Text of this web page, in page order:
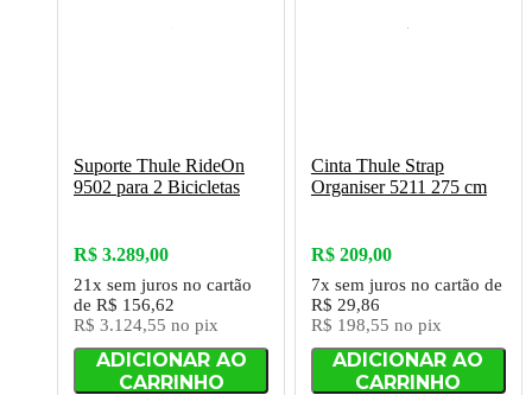
Suporte Thule RideOn
9502 para 2 Bicicletas
R$ 3.289,00
21x sem juros no cartão
de R$ 156,62
R$ 3.124,55 no pix
ADICIONAR AO
CARRINHO
Cinta Thule Strap
Organiser 5211 275 cm
R$ 209,00
7x sem juros no cartão de
R$ 29,86
R$ 198,55 no pix
ADICIONAR AO
CARRINHO